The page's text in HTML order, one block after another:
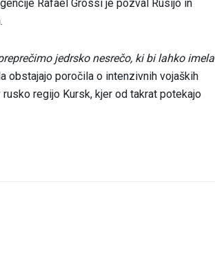
Rafael Grossi je pozval Rusijo in
jedrsko nesrečo, ki bi lahko imela
obstajajo poročila o intenzivnih vojaških
regijo Kursk, kjer od takrat potekajo